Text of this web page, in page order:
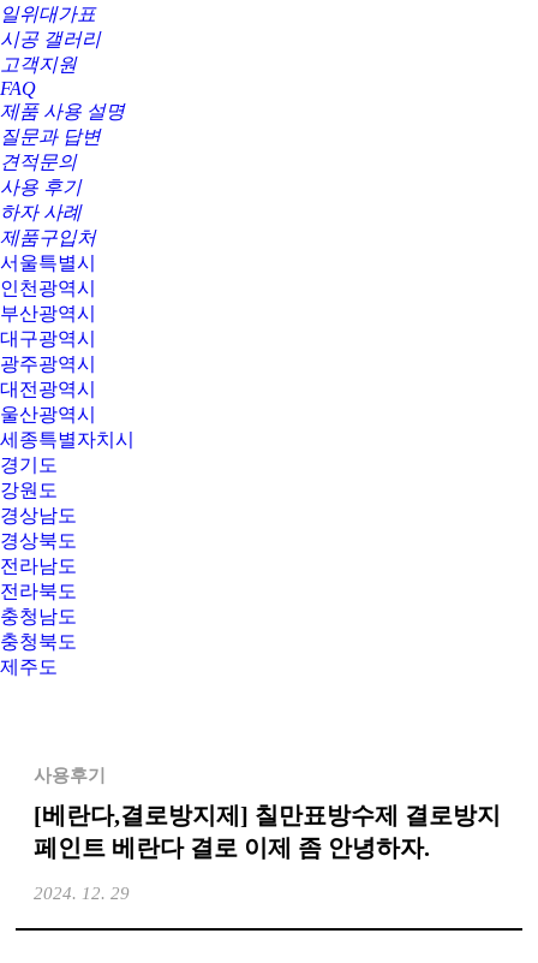
일위대가표
시공 갤러리
고객지원
FAQ
제품 사용 설명
질문과 답변
견적문의
사용 후기
하자 사례
제품구입처
서울특별시
인천광역시
부산광역시
대구광역시
광주광역시
대전광역시
울산광역시
세종특별자치시
경기도
강원도
경상남도
경상북도
전라남도
전라북도
충청남도
충청북도
제주도
사용후기
[베란다,결로방지제] 칠만표방수제 결로방지
페인트 베란다 결로 이제 좀 안녕하자.
2024. 12. 29